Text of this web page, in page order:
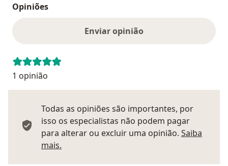
Opiniões
Enviar opinião
1 opinião
Todas as opiniões são importantes, por
isso os especialistas não podem pagar
para alterar ou excluir uma opinião. Saiba
mais.